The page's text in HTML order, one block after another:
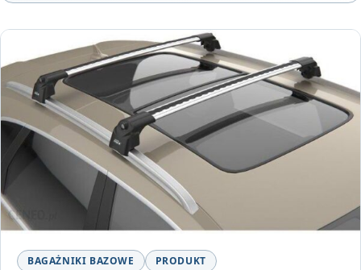
BAGAŻNIKI BAZOWE PRODUKT